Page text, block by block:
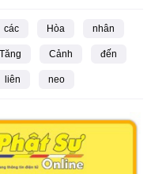
các Hòa nhân
Tăng Cảnh đến
liên neo